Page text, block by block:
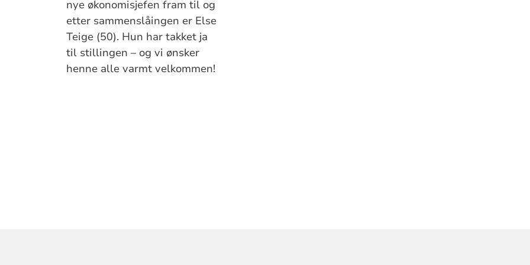
nye økonomisjefen fram til og
etter sammenslåingen er Else
Teige (50). Hun har takket ja
til stillingen – og vi ønsker
henne alle varmt velkommen!